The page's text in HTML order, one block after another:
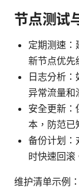
节点测试
定期测速：
新节点优先
日志分析
异常流量和
安全更新：
本，防范已
备份计划：
时快速回滚
维护清单示例：